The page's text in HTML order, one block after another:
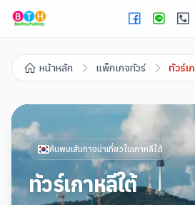
หน้าหลัก แพ็กเกจทัวร์ ทัวร์เ
ค้นพบเส้นทางน่าเที่ยวในเกาหลีใต้
ทัวร์เกาหลีใต้